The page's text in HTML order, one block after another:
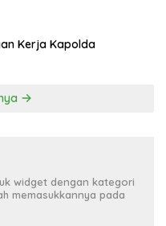
Kerja Kapolda
widget dengan kategori
memasukkannya pada